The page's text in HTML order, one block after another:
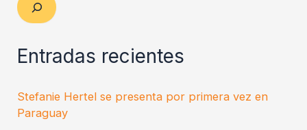
Entradas recientes
Stefanie Hertel se presenta por primera vez en
Paraguay